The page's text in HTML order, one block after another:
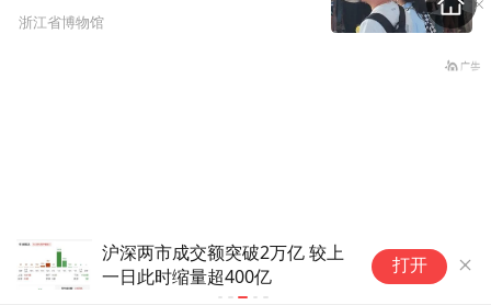
沪深两市成交额突破2万亿 较上
一日此时缩量超400亿
全
打开
浙江省博物馆